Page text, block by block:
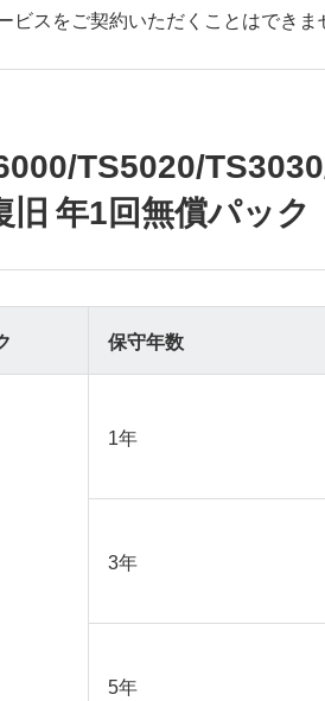
ビスをご契約いただくことはできま
TS5020/
旧 年1回無償パック
保守年数
1年
3年
5年